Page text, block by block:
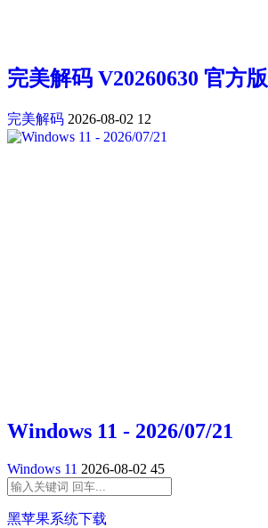
完美解码 V20260630 官方版
完美解码 2026-08-02 12
Windows 11 - 2026/07/21
Windows 11 2026-08-02 45
黑苹果系统下载